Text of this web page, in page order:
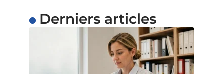
Derniers articles